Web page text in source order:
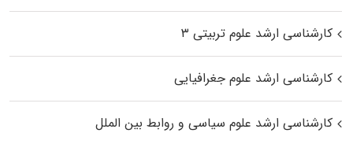
کارشناسی ارشد علوم تربیتی ۳
کارشناسی ارشد علوم جغرافیایی
کارشناسی ارشد علوم سیاسی و روابط بین الملل